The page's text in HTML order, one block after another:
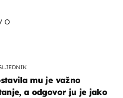
mu je važno
a odgovor ju je jako